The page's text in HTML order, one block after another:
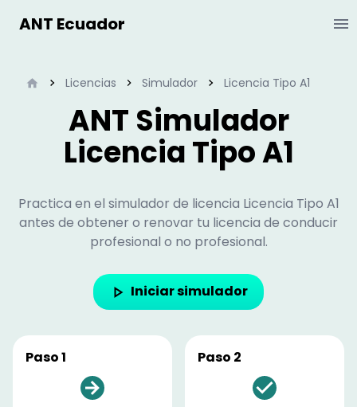
ANT Ecuador
InicioLicencias Simulador Licencia Tipo A1
ANT Simulador
Licencia Tipo A1
Practica en el simulador de licencia Licencia Tipo A1
antes de obtener o renovar tu licencia de conducir
profesional o no profesional.
Iniciar simulador
Paso 1 Paso 2